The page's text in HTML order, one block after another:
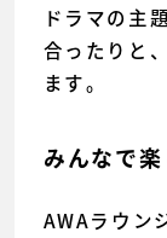
ドラマの主
合ったりと
ます。
みんなで
AWAラウン